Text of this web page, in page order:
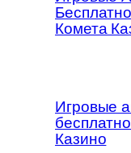
Комета
Игровые
Казино